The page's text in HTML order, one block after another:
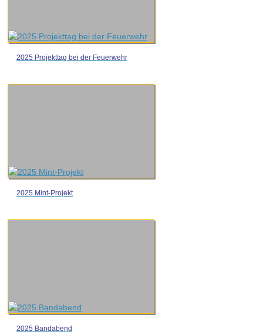
2025 Projekttag bei der Feuerwehr
2025 Mint-Projekt
2025 Bandabend